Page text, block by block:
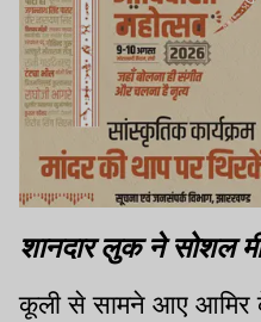
शानदार लुक ने सोशल
कूली से सामने आए